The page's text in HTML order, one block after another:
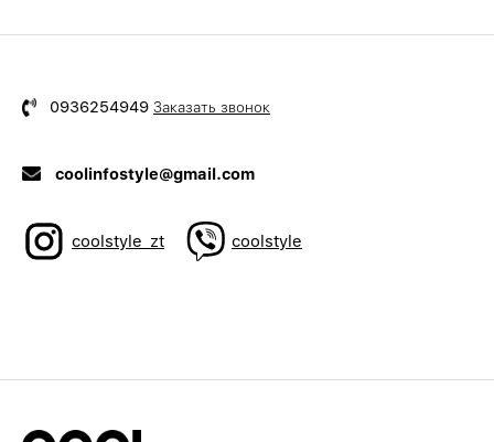
0936254949 Заказать звонок
coolinfostyle@gmail.com
coolstyle_zt coolstyle